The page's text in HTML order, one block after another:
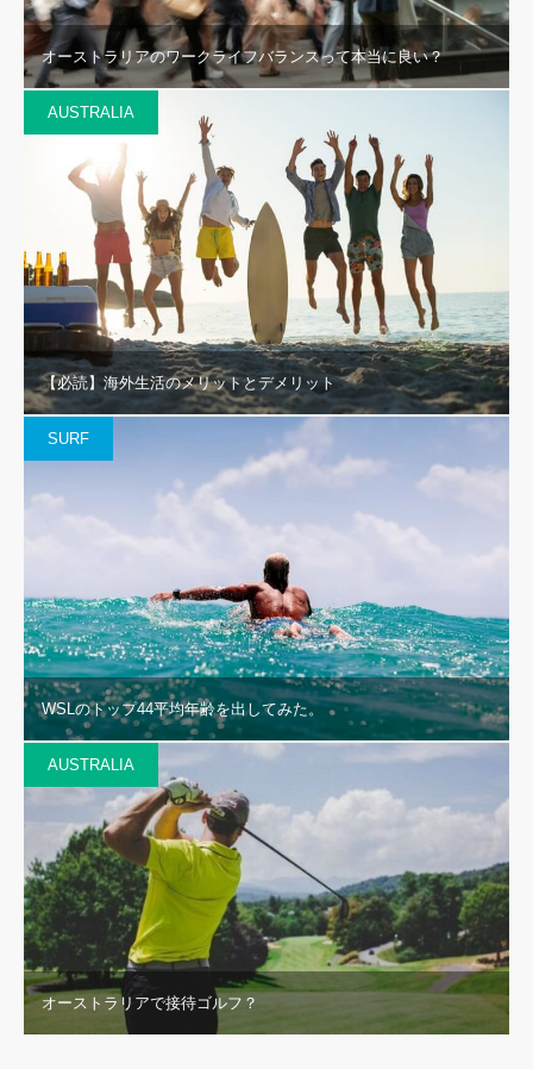
オーストラリアのワークライフバランスって本当に良い？
AUSTRALIA
【必読】海外生活のメリットとデメリット
SURF
WSLのトップ44平均年齢を出してみた。
AUSTRALIA
オーストラリアで接待ゴルフ？